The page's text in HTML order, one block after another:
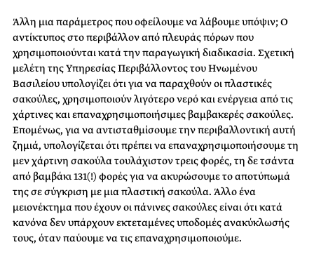
Άλλη μια παράμετρος που οφείλουμε να λάβουμε υπόψιν; Ο
αντίκτυπος στο περιβάλλον από πλευράς πόρων που
χρησιμοποιούνται κατά την παραγωγική διαδικασία. Σχετική
μελέτη της Υπηρεσίας Περιβάλλοντος του Ηνωμένου
Βασιλείου υπολογίζει ότι για να παραχθούν οι πλαστικές
σακούλες, χρησιμοποιούν λιγότερο νερό και ενέργεια από τις
χάρτινες και επαναχρησιμοποιήσιμες βαμβακερές σακούλες.
Επομένως, για να αντισταθμίσουμε την περιβαλλοντική αυτή
ζημιά, υπολογίζεται ότι πρέπει να επαναχρησιμοποιήσουμε τη
μεν χάρτινη σακούλα τουλάχιστον τρεις φορές, τη δε τσάντα
από βαμβάκι 131(!) φορές για να ακυρώσουμε το αποτύπωμά
της σε σύγκριση με μια πλαστική σακούλα. Άλλο ένα
μειονέκτημα που έχουν οι πάνινες σακούλες είναι ότι κατά
κανόνα δεν υπάρχουν εκτεταμένες υποδομές ανακύκλωσής
τους, όταν παύουμε να τις επαναχρησιμοποιούμε.